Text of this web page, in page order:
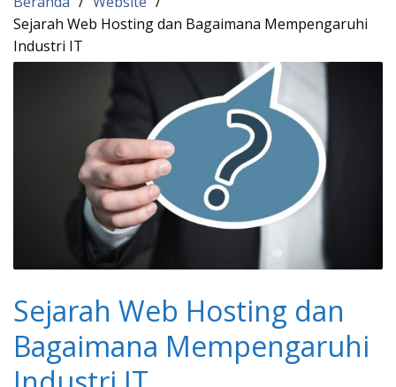
Sejarah Web Hosting dan Bagaimana Mempengaruhi
Industri IT
Sejarah Web Hosting dan
Bagaimana Mempengaruhi